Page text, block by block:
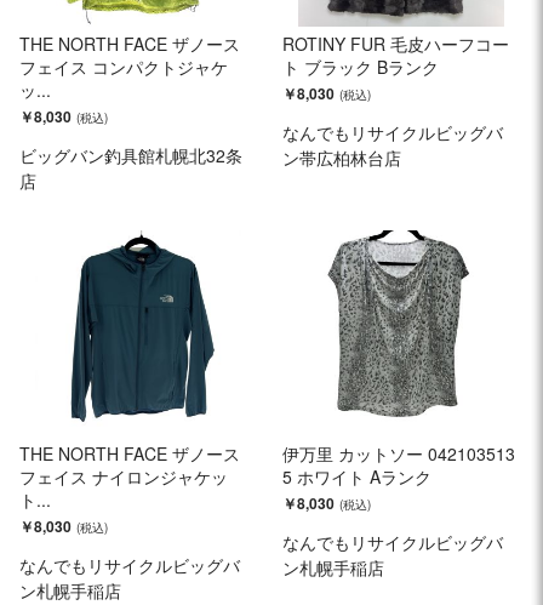
THE NORTH FACE ザノース
フェイス コンパクトジャケ
ッ...
￥8,030
ビッグバン釣具館札幌北32条
店
ROTINY FUR 毛皮ハーフコー
ト ブラック Bランク
￥8,030
なんでもリサイクルビッグバ
ン帯広柏林台店
THE NORTH FACE ザノース
フェイス ナイロンジャケッ
ト...
￥8,030
なんでもリサイクルビッグバ
ン札幌手稲店
伊万里 カットソー 042103513
5 ホワイト Aランク
￥8,030
なんでもリサイクルビッグバ
ン札幌手稲店